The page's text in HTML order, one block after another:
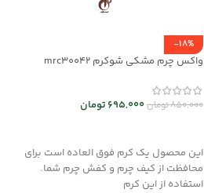
-18%
واکس چرم مشکی شوکرم mrc30042
850,000تومان695,000 تومان
این محصول یک کرم فوق العاده است برای
محافظت از کیف چرم و کفش چرم شما.
استفاده از این کرم